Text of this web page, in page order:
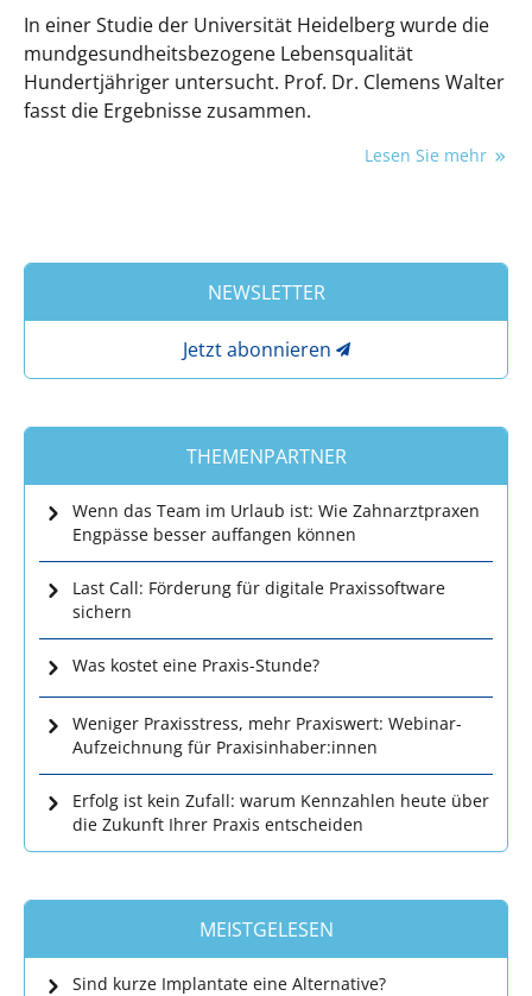
In einer Studie der Universität Heidelberg wurde die
mundgesundheitsbezogene Lebensqualität
Hundertjähriger untersucht. Prof. Dr. Clemens Walter
fasst die Ergebnisse zusammen.
Lesen Sie mehr
NEWSLETTER
Jetzt abonnieren
THEMENPARTNER
Wenn das Team im Urlaub ist: Wie Zahnarztpraxen
Engpässe besser auffangen können
Last Call: Förderung für digitale Praxissoftware
sichern
Was kostet eine Praxis-Stunde?
Weniger Praxisstress, mehr Praxiswert: Webinar-
Aufzeichnung für Praxisinhaber:innen
Erfolg ist kein Zufall: warum Kennzahlen heute über
die Zukunft Ihrer Praxis entscheiden
MEISTGELESEN
Sind kurze Implantate eine Alternative?